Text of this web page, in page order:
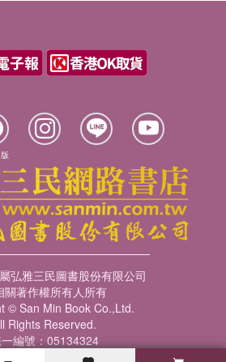
弘雅三民圖書股份有限公司
關著作權所有人所有
© San Min Book Co.,Ltd.
Rights Reserved.
編號：05134324